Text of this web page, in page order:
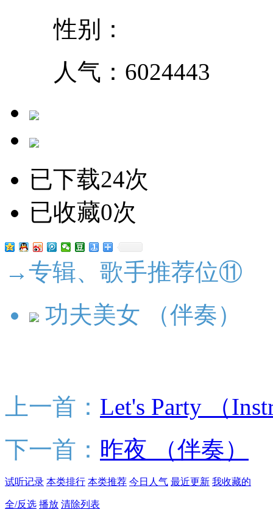
性别：
人气： 6024443
已下载24次
已收藏0次
→专辑、歌手推荐位⑪
功夫美女 （伴奏）
上一首： Let's Party （
下一首： 昨夜 （伴奏）
试听记录 本类排行 本类推荐 今日人气 最近更新 我收藏的
全/反选 播放 清除列表